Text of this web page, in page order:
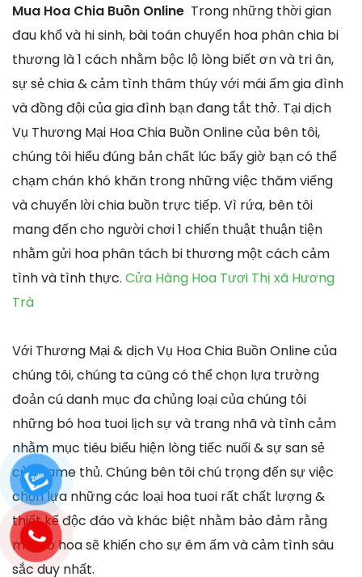
Mua Hoa Chia Buồn Online Trong những thời gian
đau khổ và hi sinh, bài toán chuyển hoa phân chia bi
thương là 1 cách nhằm bộc lộ lòng biết ơn và tri ân,
sự sẻ chia & cảm tình thâm thúy với mái ấm gia đình
và đồng đội của gia đình bạn đang tắt thở. Tại dịch
Vụ Thương Mại Hoa Chia Buồn Online của bên tôi,
chúng tôi hiểu đúng bản chất lúc bấy giờ bạn có thể
chạm chán khó khăn trong những việc thăm viếng
và chuyển lời chia buồn trực tiếp. Vì rứa, bên tôi
mang đến cho người chơi 1 chiến thuật thuận tiện
nhằm gửi hoa phân tách bi thương một cách cảm
tình và tình thực. Cửa Hàng Hoa Tươi Thị xã Hương
Trà
Với Thương Mại & dịch Vụ Hoa Chia Buồn Online của
chúng tôi, chúng ta cũng có thể chọn lựa trường
đoản cú danh mục đa chủng loại của chúng tôi
những bó hoa tuoi lịch sự và trang nhã và tình cảm
nhằm mục tiêu biểu hiện lòng tiếc nuối & sự san sẻ
của game thủ. Chúng bên tôi chú trọng đến sự việc
chọn lựa những các loại hoa tuoi rất chất lượng &
thiết kế độc đáo và khác biệt nhằm bảo đảm rằng
mọi bó hoa sẽ khiến cho sự êm ấm và cảm tình sâu
sắc duy nhất.